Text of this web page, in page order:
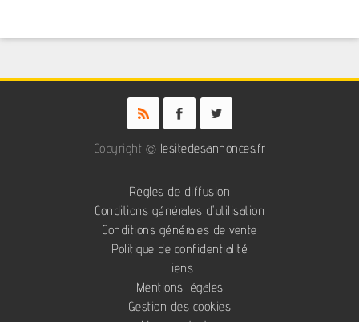
Copyright © lesitedesannonces.fr
Règles de diffusion
Conditions générales d'utilisation
Conditions générales de vente
Politique de confidentialité
Liens
Mentions légales
Gestion des cookies